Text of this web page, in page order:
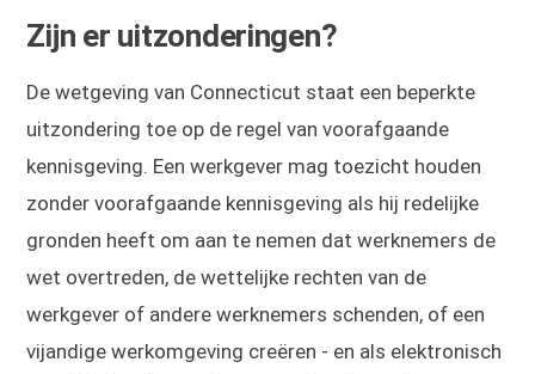
Zijn er uitzonderingen?
De wetgeving van Connecticut staat een beperkte
uitzondering toe op de regel van voorafgaande
kennisgeving. Een werkgever mag toezicht houden
zonder voorafgaande kennisgeving als hij redelijke
gronden heeft om aan te nemen dat werknemers de
wet overtreden, de wettelijke rechten van de
werkgever of andere werknemers schenden, of een
vijandige werkomgeving creëren - en als elektronisch